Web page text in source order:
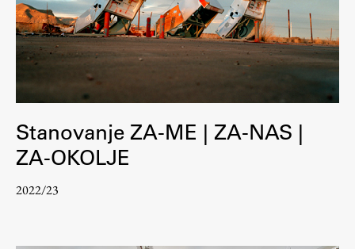
Stanovanje ZA-ME | ZA-NAS |
ZA-OKOLJE
2022/23